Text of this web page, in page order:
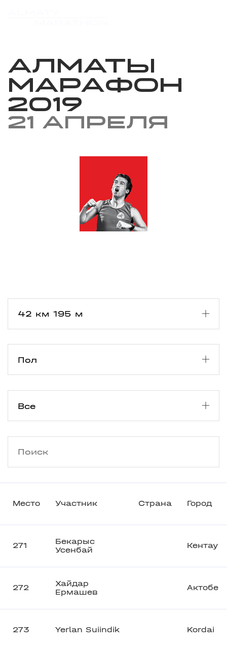
Алматы
марафон
2019
21 апреля
Место Участник Страна Город
271
Бекарыс
Усенбай
Кентау
272
Хайдар
Ермашев
Актобе
273 Yerlan Suiindik Kordai